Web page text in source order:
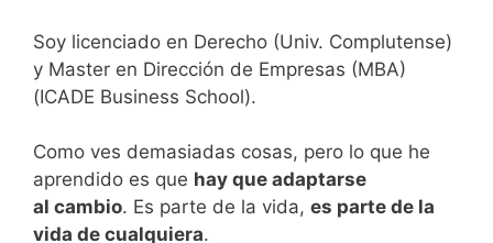
Soy licenciado en Derecho (Univ. Complutense)
y Master en Dirección de Empresas (MBA)
(ICADE Business School).
Como ves demasiadas cosas, pero lo que he
aprendido es que hay que adaptarse
al cambio. Es parte de la vida, es parte de la
vida de cualquiera.